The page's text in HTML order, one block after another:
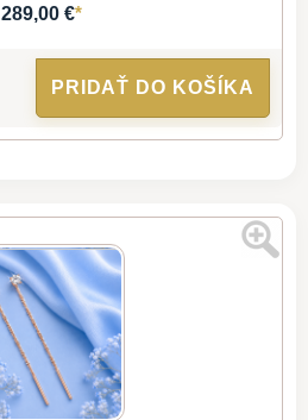
289,00 €*
PRIDAŤ DO KOŠÍKA